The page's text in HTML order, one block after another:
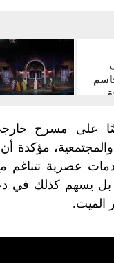
والمجتمعية،
عصرية تتناغم
بل يسهم كذلك في
الميت.